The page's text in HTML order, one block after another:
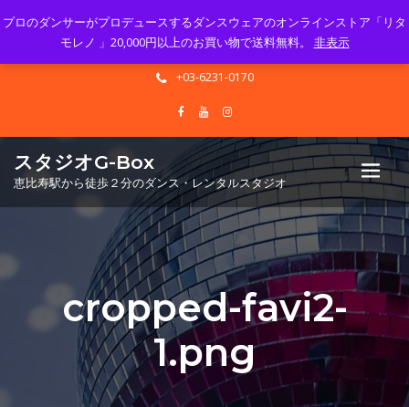
Mon - Sun 10.00 - 23.00
info@gbox-tango.com
+03-6231-0170
スタジオG-Box
恵比寿駅から徒歩２分のダンス・レンタルスタジオ
cropped-favi2-
1.png
プロのダンサーがプロデュースするダンスウェアのオンラインストア「リタ
モレノ 」20,000円以上のお買い物で送料無料。 非表示